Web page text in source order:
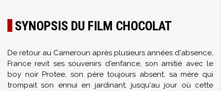
SYNOPSIS DU FILM CHOCOLAT
De retour au Cameroun après plusieurs années d'absence,
France revit ses souvenirs d'enfance, son amitié avec le
boy noir Protee, son père toujours absent, sa mère qui
trompait son ennui en jardinant, jusqu'au jour où cette